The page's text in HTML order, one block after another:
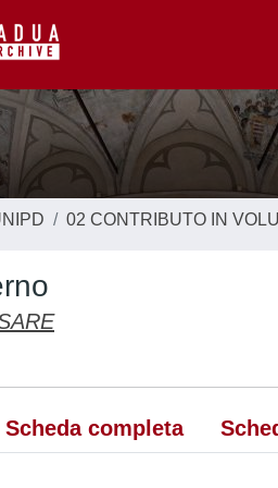
02 CONTRIBUTO IN
Scheda completa